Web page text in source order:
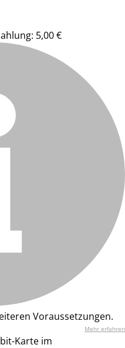
5,00 €
Voraussetzungen.
Mehr erfahren
Karte im